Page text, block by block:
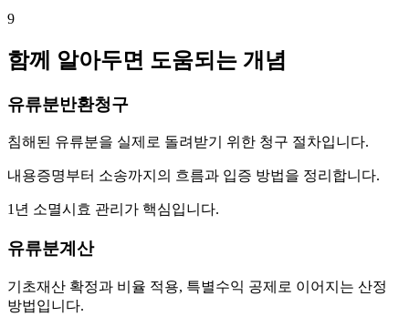
9
함께 알아두면 도움되는 개념
유류분반환청구
침해된 유류분을 실제로 돌려받기 위한 청구 절차입니다.
내용증명부터 소송까지의 흐름과 입증 방법을 정리합니다.
1년 소멸시효 관리가 핵심입니다.
유류분계산
기초재산 확정과 비율 적용, 특별수익 공제로 이어지는 산정
방법입니다.